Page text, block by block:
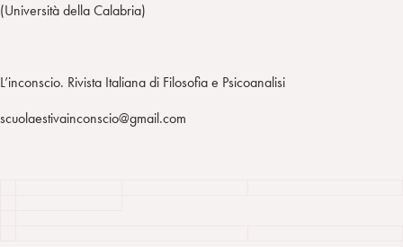
(Università della Calabria)
L’inconscio. Rivista Italiana di Filosofia e Psicoanalisi
scuolaestivainconscio@gmail.com